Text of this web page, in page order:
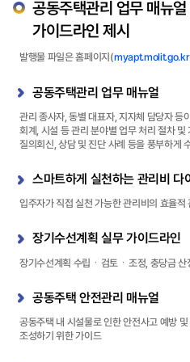
공동주택관리 업무 매뉴
가이드라인 제시
발행물 파일은 홈페이지(myapt.molit.go.kr
공동주택관리 업무 매뉴얼
관리 종사자, 동별 대표자, 지자체 담당자 등
회계, 시설 등 관리 분야별 업무 처리 절차 및
질의회신, 상담 및 진단 사례 등을 풍부하게
스마트하게 실천하는 관리비 다
입주자가 직접 실천 가능한 관리비의 효율적
장기수선계획 실무 가이드라인
장기수선계획 수립ㆍ검토ㆍ조정, 충당금 산
공동주택 안전관리 매뉴얼
공동주택 내 시설물로 인한 안전사고 예방
조성하기 위한 가이드